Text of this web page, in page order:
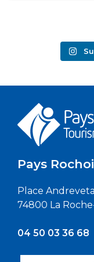
Pays
Place
74800 La
04 50 03 36 68